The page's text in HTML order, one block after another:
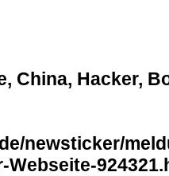
China, Hacker,
newsticker/